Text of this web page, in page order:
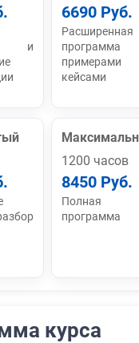
и
6690 Руб.
Расширенная
кейсами
1200 часов
8450 Руб.
Полная
программа
курса